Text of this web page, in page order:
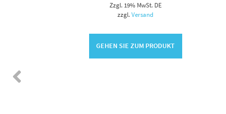
Zzgl. 19% MwSt. DE
zzgl.Versand
GEHEN SIE ZUM PRODUKT